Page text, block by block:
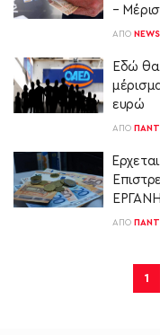
–
ΑΠΌ
Εδώ θα
ευρώ
ΑΠΌ
ΕΡΓΑΝΗ
ΑΠΌ
1